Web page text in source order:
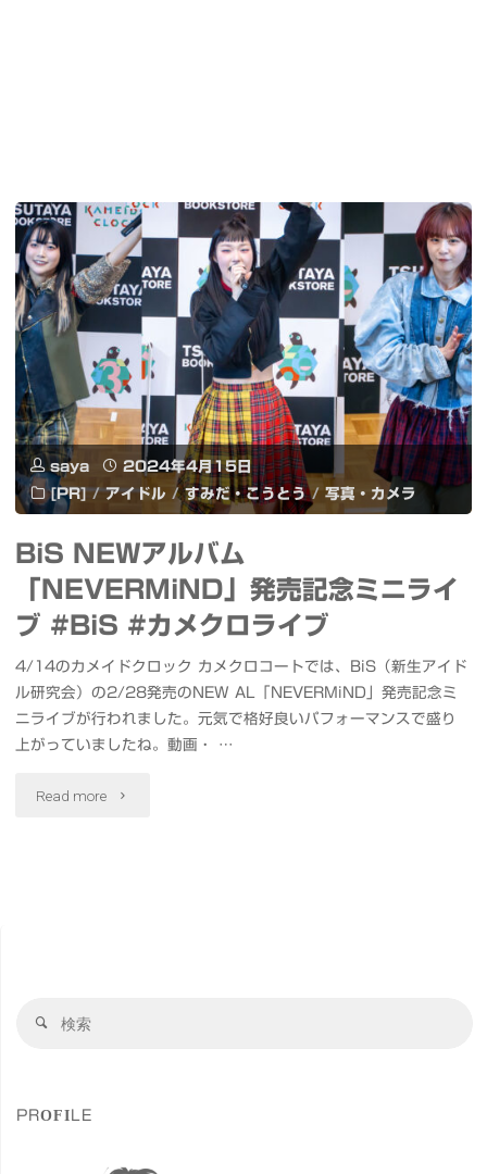
saya
2024年4月15日
[PR] / アイドル / すみだ・こうとう / 写真・カメラ
BiS NEWアルバム
「NEVERMiND」発売記念ミニライ
ブ #BiS #カメクロライブ
4/14のカメイドクロック カメクロコートでは、BiS（新生アイド
ル研究会）の2/28発売のNEW AL「NEVERMiND」発売記念ミ
ニライブが行われました。元気で格好良いパフォーマンスで盛り
上がっていましたね。動画・ …
Read more "BiS
検
PROFILE